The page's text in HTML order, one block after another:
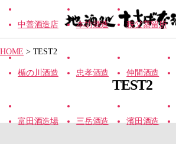
ち
ば
HOME > TEST2
TEST2
中善酒造店 本坊酒造 秩父蒸留所
楯の川酒造 忠孝酒造 仲間酒造
富田酒造場 三岳酒造 濱田酒造